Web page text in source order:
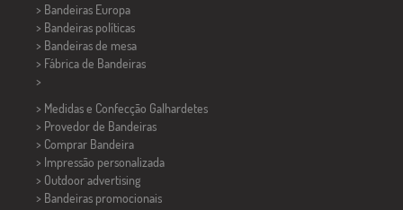
> Bandeiras Europa
> Bandeiras políticas
> Bandeiras de mesa
> Fábrica de Bandeiras
>
> Medidas e Confecção Galhardetes
> Provedor de Bandeiras
> Comprar Bandeira
> Impressão personalizada
> Outdoor advertising
> Bandeiras promocionais